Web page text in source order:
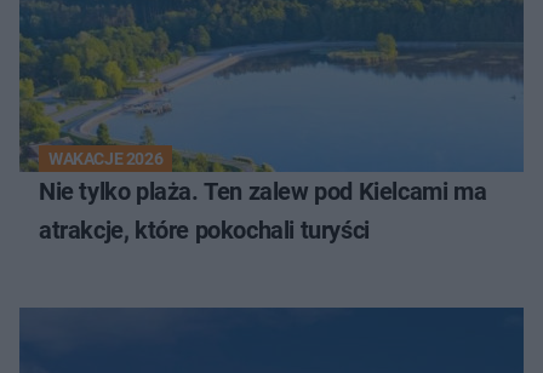
WAKACJE 2026
Nie tylko plaża. Ten zalew pod Kielcami ma
atrakcje, które pokochali turyści